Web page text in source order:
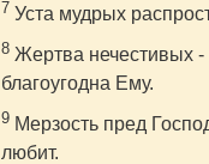
7 Уста мудрых
8 Жертва нечестивых
благоугодна Ему.
9 Мерзость пред
любит.